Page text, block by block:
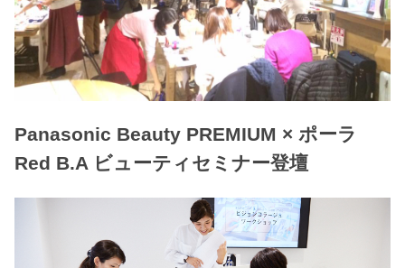
Panasonic Beauty PREMIUM × ポーラ
Red B.A ビューティセミナー登壇